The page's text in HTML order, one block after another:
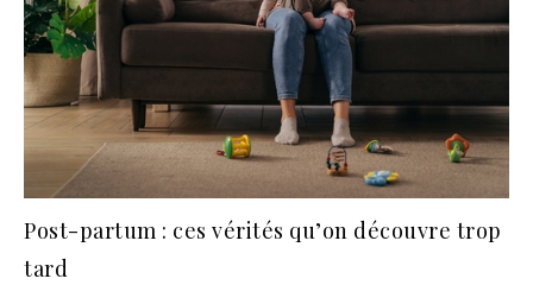
Post-partum : ces vérités qu’on découvre trop
tard